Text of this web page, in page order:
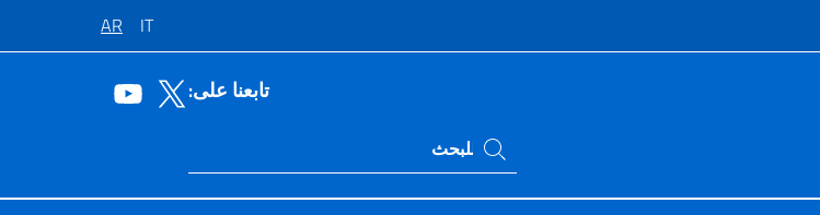
IT
AR
تابعنا على:
Ricerca sito live
ابحث في الموقع